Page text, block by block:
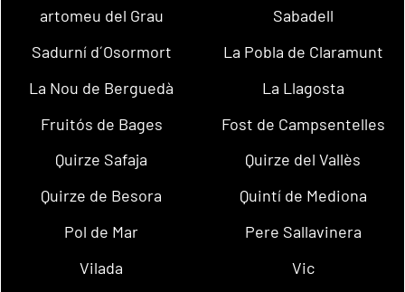
artomeu del Grau
Sabadell
Sadurní d´Osormort
La Pobla de Claramunt
La Nou de Berguedà
La Llagosta
Fruitós de Bages
Fost de Campsentelles
Quirze Safaja
Quirze del Vallès
Quirze de Besora
Quintí de Mediona
Pol de Mar
Pere Sallavinera
Vilada
Vic